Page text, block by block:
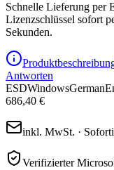
Schnelle Lieferung per
Lizenzschlüssel sofort
Sekunden.
Antworten
ESDWindowsGerman
686,40 €
inkl. MwSt. ·
Verifizierter